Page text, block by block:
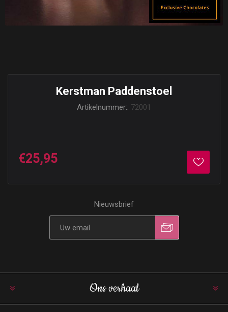
Kerstman Paddenstoel
Artikelnummer:: 72001
€25,95
Nieuwsbrief
Ons verhaal